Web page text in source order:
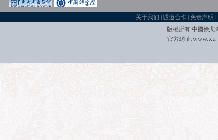
关于我们 |诚邀合作 |免责声明 |
版權所有:中國徐悲
官方網址:www.xu